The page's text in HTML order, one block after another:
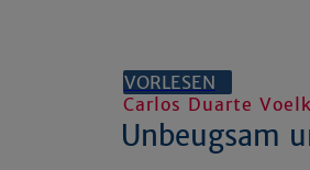
VORLESEN
Carlos Duarte
Unbeugsam